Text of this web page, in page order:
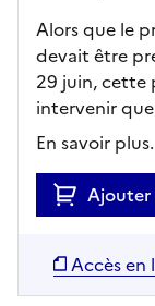
Alors que le
devait être
29 juin, cette
intervenir
En savoir
Ajouter
Accès en